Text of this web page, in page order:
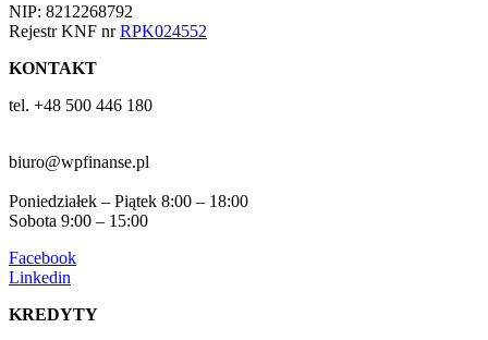
NIP: 8212268792
Rejestr KNF nrRPK024552
KONTAKT
tel. +48 500 446 180
biuro@wpfinanse.pl
Poniedziałek – Piątek 8:00 – 18:00
Sobota 9:00 – 15:00
Facebook
Linkedin
KREDYTY